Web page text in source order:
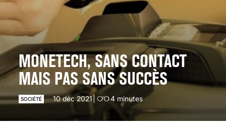
MONETECH, SANS CONTACT
MAIS PAS SANS SUCCÈS
SOCIÉTÉ 10 déc 2021 4 minutes